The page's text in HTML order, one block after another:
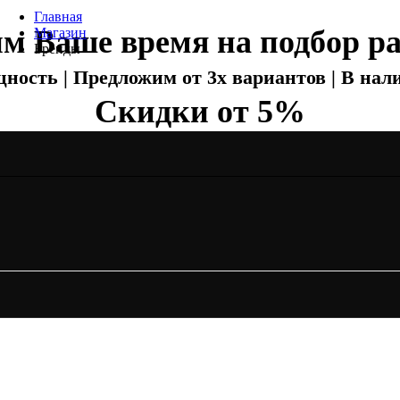
Ваше время на подбор
| Предложим от 3х вариантов | В
Скидки от 5%
Главная
Магазин
Бренды
Отопление
Zehnder
Zehnder Charleston
Loten
Mitsubishi Electric